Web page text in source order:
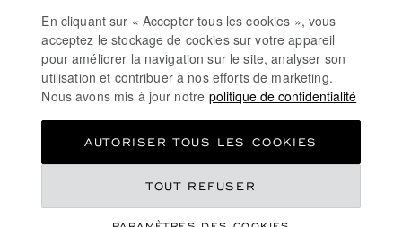
S’INSCRIRE À LA NEWSLETTER
POLITIQUE DES COOKIES
En cliquant sur « Accepter tous les cookies », vous
acceptez le stockage de cookies sur votre appareil
pour améliorer la navigation sur le site, analyser son
utilisation et contribuer à nos efforts de marketing.
Nous avons mis à jour notre politique de confidentialité
TOUT REFUSER
AUTORISER TOUS LES COOKIES